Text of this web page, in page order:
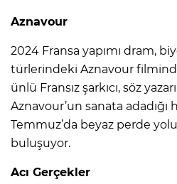
Aznavour
2024 Fransa yapımı dram,
türlerindeki Aznavour
ünlü Fransız şarkıcı, söz
Aznavour’un sanata adadığı
Temmuz’da beyaz perde
buluşuyor.
Acı Gerçekler